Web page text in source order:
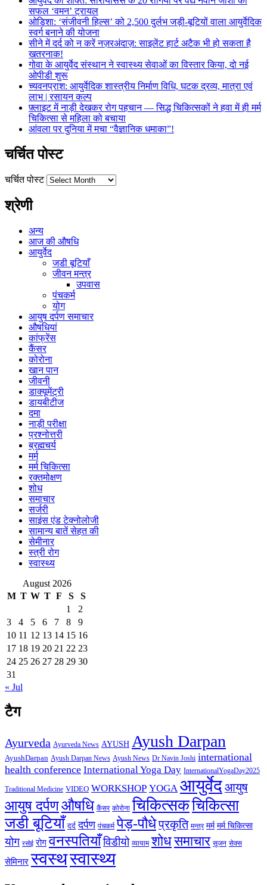
सफल ‘वमन’ ट्रायल
ओडिशा: ‘संजीवनी हिल्स’ को 2,500 दुर्लभ जड़ी-बूटियों वाला आयुर्वेदिक
स्वर्ग बनाने की योजना
सीने में दर्द को न करें नज़रअंदाज़: साइलेंट हार्ट अटैक भी हो सकता है
खतरनाक!
गोवा के आयुर्वेद संस्थान ने स्वास्थ्य सेवाओं का विस्तार किया, दो नई
ओपीडी शुरू
च्यवनप्राश: आयुर्वेदिक शास्त्रीय निर्माण विधि, घटक द्रव्य, मात्रा एवं
लाभ | रसायन कल्प
फ़्लाइट में नाड़ी देखकर रोग पहचान — सिद्ध चिकित्सकों ने हवा में ही मर्म
चिकित्सा से महिला को बचाया
आंवला पर दुनिया में मचा “वैज्ञानिक धमाका”!
चर्चित पोस्ट
चर्चित पोस्ट
श्रेणी
अन्य
आज की औषधि
आयुर्वेद
जडी बूटियाँ
जीवन मन्त्र
उपवास
पंचकर्म
योग
आयुष दर्पण समाचार
औषधियां
कांफ्रेंस
कैंसर
कोरोना
खान पान
जीवनी
डाक्यूमेंट्री
डायबीटीज
दमा
नाड़ी परीक्षा
प्रश्नोत्तरी
ब्रह्मचर्य
मर्म
मर्म चिकित्सा
रक्तमोक्षण
शोध
समाचार
सर्जरी
साइंस एंड टेक्नोलोजी
सामान्य बातें सेहत की
सेमीनार
स्त्री रोग
स्वास्थ्य
August 2026
M T W T F S
S
1
2
3
4 5 6 7 8
9
10 11 12 13 14 15 16
17 18 19 20 21 22 23
24 25 26 27 28 29 30
31
« Jul
टैग
Ayurveda Ayurveda News AYUSH Ayush Darpan
AyushDarpan Ayush Darpan News Ayush News Dr Navin Joshi international
health conference International Yoga Day InternationalYogaDay2025
Traditional Medicine VIDEO WORKSHOP YOGA आयुर्वेदआयुष
आयुष दर्पणऔषधि कैंसर कोरोना चिकित्सकचिकित्सा
जडी बूटियाँ दर्द दर्पण पंचकर्म पेड़-पौधेप्रकृति मन्त्र मर्म मर्म चिकित्सा
योग रसोई रोग वनस्पतियाँविडीयो व्यायाम शोधसमाचार सूजन सेक्स
सेमिनार स्वस्थस्वास्थ्य